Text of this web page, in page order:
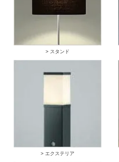
> スタンド
> エクステリア